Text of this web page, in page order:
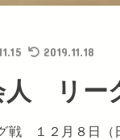
2019.11.18
人 リー
グ戦 １２月８日